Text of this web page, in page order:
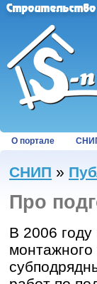
О портале
СНИП »
Про
В 2006 году